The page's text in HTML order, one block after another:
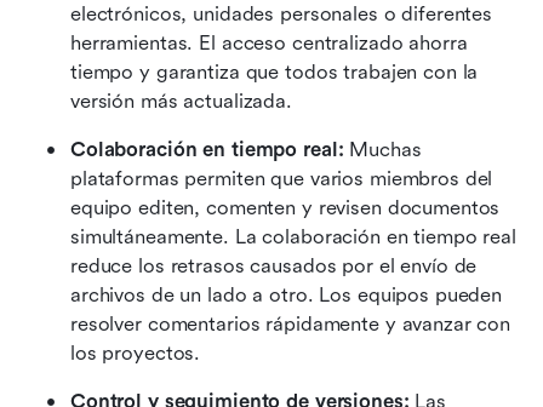
electrónicos, unidades personales o diferentes
herramientas. El acceso centralizado ahorra
tiempo y garantiza que todos trabajen con la
versión más actualizada.
Colaboración en tiempo real: Muchas
plataformas permiten que varios miembros del
equipo editen, comenten y revisen documentos
simultáneamente. La colaboración en tiempo real
reduce los retrasos causados por el envío de
archivos de un lado a otro. Los equipos pueden
resolver comentarios rápidamente y avanzar con
los proyectos.
Control y seguimiento de versiones: Las